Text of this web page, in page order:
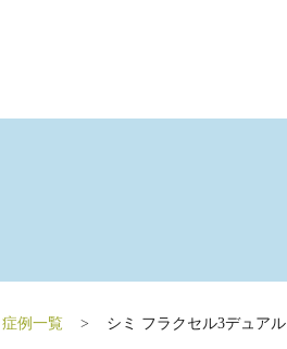
症例一覧 シミ フラクセル3デュアル